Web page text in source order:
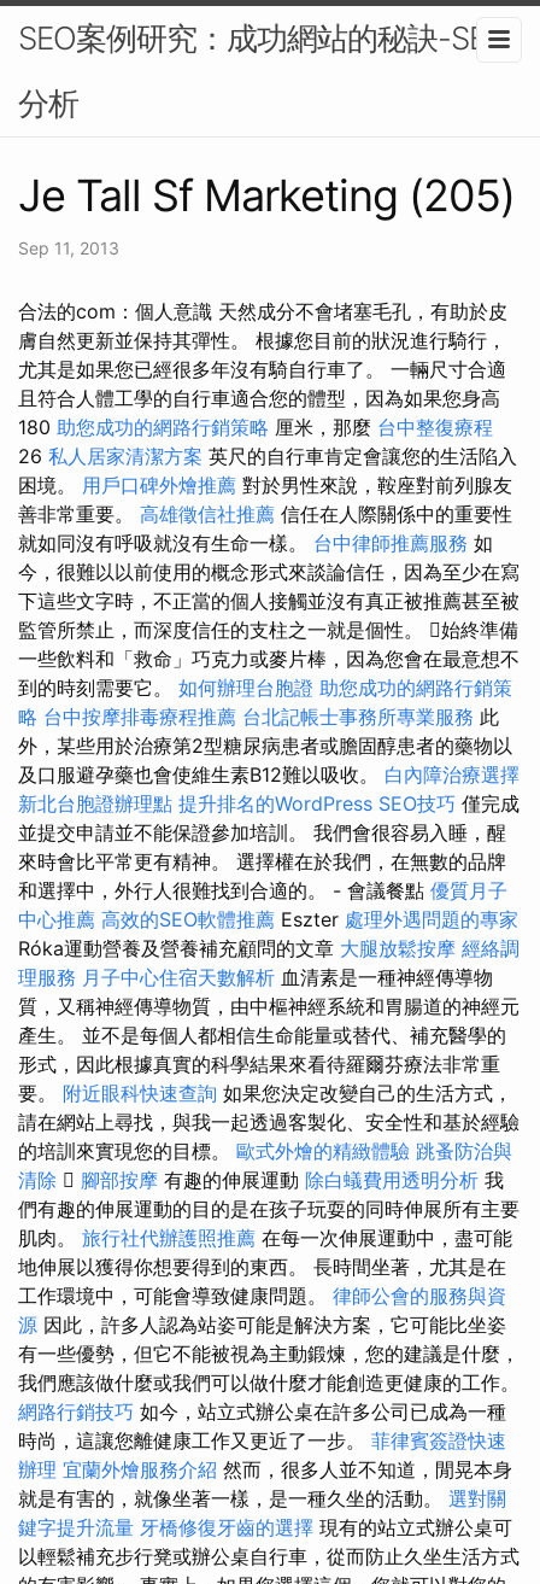
SEO案例研究：成功網站的秘訣-SEO
分析
Je Tall Sf Marketing (205)
Sep 11, 2013
合法的com：個人意識 天然成分不會堵塞毛孔，有助於皮
膚自然更新並保持其彈性。 根據您目前的狀況進行騎行，
尤其是如果您已經很多年沒有騎自行車了。 一輛尺寸合適
且符合人體工學的自行車適合您的體型，因為如果您身高
180 助您成功的網路行銷策略 厘米，那麼 台中整復療程
26 私人居家清潔方案 英尺的自行車肯定會讓您的生活陷入
困境。 用戶口碑外燴推薦 對於男性來說，鞍座對前列腺友
善非常重要。 高雄徵信社推薦 信任在人際關係中的重要性
就如同沒有呼吸就沒有生命一樣。 台中律師推薦服務 如
今，很難以以前使用的概念形式來談論信任，因為至少在寫
下這些文字時，不正當的個人接觸並沒有真正被推薦甚至被
監管所禁止，而深度信任的支柱之一就是個性。 始終準備
一些飲料和「救命」巧克力或麥片棒，因為您會在最意想不
到的時刻需要它。 如何辦理台胞證 助您成功的網路行銷策
略 台中按摩排毒療程推薦 台北記帳士事務所專業服務 此
外，某些用於治療第2型糖尿病患者或膽固醇患者的藥物以
及口服避孕藥也會使維生素B12難以吸收。 白內障治療選擇
新北台胞證辦理點 提升排名的WordPress SEO技巧 僅完成
並提交申請並不能保證參加培訓。 我們會很容易入睡，醒
來時會比平常更有精神。 選擇權在於我們，在無數的品牌
和選擇中，外行人很難找到合適的。 - 會議餐點 優質月子
中心推薦 高效的SEO軟體推薦 Eszter 處理外遇問題的專家
Róka運動營養及營養補充顧問的文章 大腿放鬆按摩 經絡調
理服務 月子中心住宿天數解析 血清素是一種神經傳導物
質，又稱神經傳導物質，由中樞神經系統和胃腸道的神經元
產生。 並不是每個人都相信生命能量或替代、補充醫學的
形式，因此根據真實的科學結果來看待羅爾芬療法非常重
要。 附近眼科快速查詢 如果您決定改變自己的生活方式，
請在網站上尋找，與我一起透過客製化、安全性和基於經驗
的培訓來實現您的目標。 歐式外燴的精緻體驗 跳蚤防治與
清除  腳部按摩 有趣的伸展運動 除白蟻費用透明分析 我
們有趣的伸展運動的目的是在孩子玩耍的同時伸展所有主要
肌肉。 旅行社代辦護照推薦 在每一次伸展運動中，盡可能
地伸展以獲得你想要得到的東西。 長時間坐著，尤其是在
工作環境中，可能會導致健康問題。 律師公會的服務與資
源 因此，許多人認為站姿可能是解決方案，它可能比坐姿
有一些優勢，但它不能被視為主動鍛煉，您的建議是什麼，
我們應該做什麼或我們可以做什麼才能創造更健康的工作。
網路行銷技巧 如今，站立式辦公桌在許多公司已成為一種
時尚，這讓您離健康工作又更近了一步。 菲律賓簽證快速
辦理 宜蘭外燴服務介紹 然而，很多人並不知道，閒晃本身
就是有害的，就像坐著一樣，是一種久坐的活動。 選對關
鍵字提升流量 牙橋修復牙齒的選擇 現有的站立式辦公桌可
以輕鬆補充步行凳或辦公桌自行車，從而防止久坐生活方式